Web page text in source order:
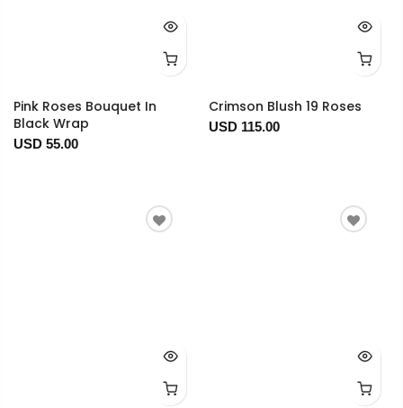
Pink Roses Bouquet In
Black Wrap
USD 55.00
Crimson Blush 19 Roses
USD 115.00